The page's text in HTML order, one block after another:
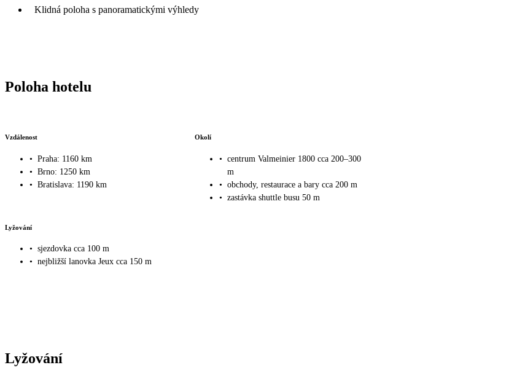
Klidná poloha s panoramatickými výhledy
Poloha hotelu
Vzdálenost
• Praha: 1160 km
• Brno: 1250 km
• Bratislava: 1190 km
Okolí
• centrum Valmeinier 1800 cca 200–300
m
• obchody, restaurace a bary cca 200 m
• zastávka shuttle busu 50 m
Lyžování
• sjezdovka cca 100 m
• nejbližší lanovka Jeux cca 150 m
Lyžování